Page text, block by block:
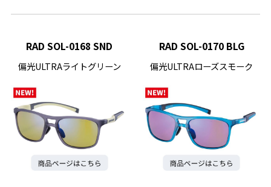
RAD SOL-0168 SND
偏光ULTRAライトグリーン
RAD SOL-0170 BLG
偏光ULTRAローズスモーク